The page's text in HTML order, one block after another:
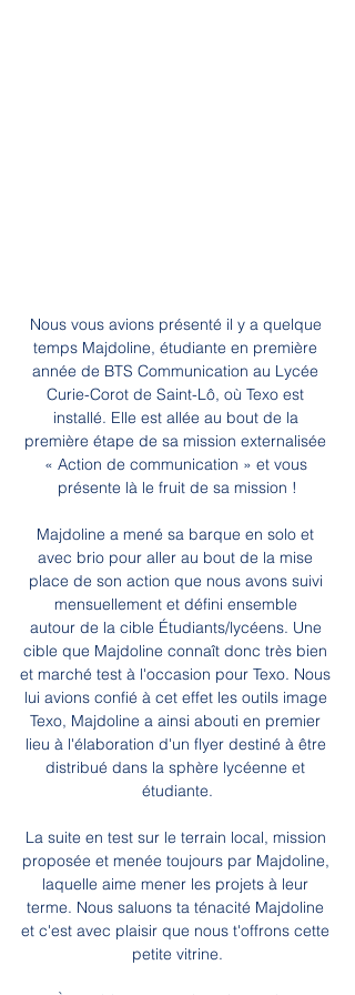
Nous vous avions présenté il y a quelque
temps Majdoline, étudiante en première
année de BTS Communication au Lycée
Curie-Corot de Saint-Lô, où Texo est
installé. Elle est allée au bout de la
première étape de sa mission externalisée
« Action de communication » et vous
présente là le fruit de sa mission !
Majdoline a mené sa barque en solo et
avec brio pour aller au bout de la mise
place de son action que nous avons suivi
mensuellement et défini ensemble
autour de la cible Étudiants/lycéens. Une
cible que Majdoline connaît donc très bien
et marché test à l'occasion pour Texo. Nous
lui avions confié à cet effet les outils image
Texo, Majdoline a ainsi abouti en premier
lieu à l'élaboration d'un flyer destiné à être
distribué dans la sphère lycéenne et
étudiante.
La suite en test sur le terrain local, mission
proposée et menée toujours par Majdoline,
laquelle aime mener les projets à leur
terme. Nous saluons ta ténacité Majdoline
et c'est avec plaisir que nous t'offrons cette
petite vitrine.